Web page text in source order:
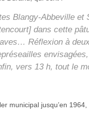
Blangy-Abbeville et
dans cette
Réflexion à
vers 13 h, tout le
municipal jusqu’en 1964,